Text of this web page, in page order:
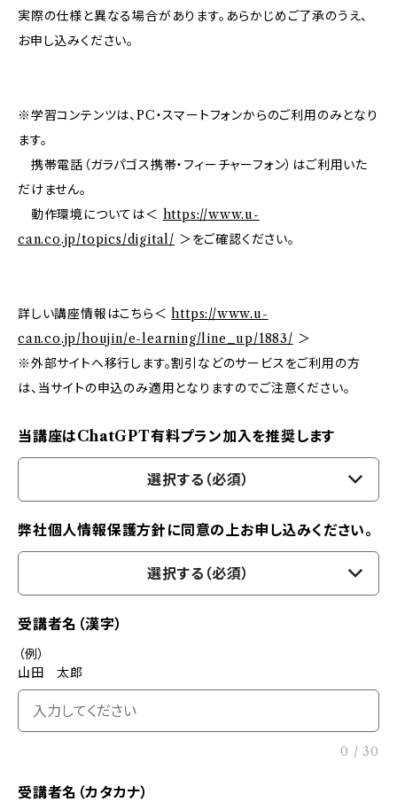
実際の仕様と異なる場合があります。あらかじめご了承のうえ、
お申し込みください。
※学習コンテンツは、PC・スマートフォンからのご利用のみとなり
ます。
携帯電話（ガラパゴス携帯・フィーチャーフォン）はご利用いた
だけません。
動作環境については＜ https://www.u-
can.co.jp/topics/digital/ ＞をご確認ください。
詳しい講座情報はこちら＜https://www.u-
can.co.jp/houjin/e-learning/line_up/1883/ ＞
※外部サイトへ移行します。割引などのサービスをご利用の方
は、当サイトの申込のみ適用となりますのでご注意ください。
当講座はChatGPT有料プラン加入を推奨します
選択する（必須）
弊社個人情報保護方針に同意の上お申し込みください。
選択する（必須）
受講者名（漢字）
（例）
山田 太郎
0 / 30
受講者名（カタカナ）